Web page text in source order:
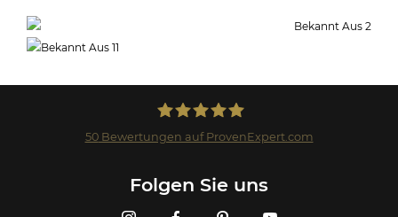
50Bewertungen auf ProvenExpert.com
Folgen Sie uns